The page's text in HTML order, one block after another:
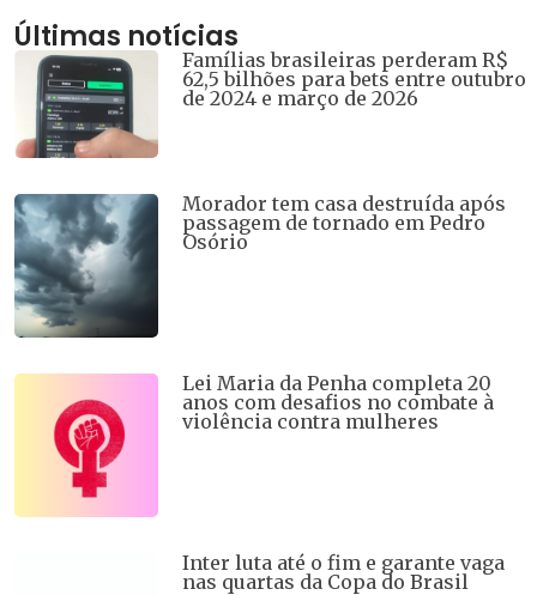
Últimas notícias
Famílias brasileiras perderam R$
62,5 bilhões para bets entre outubro
de 2024 e março de 2026
Morador tem casa destruída após
passagem de tornado em Pedro
Osório
Lei Maria da Penha completa 20
anos com desafios no combate à
violência contra mulheres
Inter luta até o fim e garante vaga
nas quartas da Copa do Brasil